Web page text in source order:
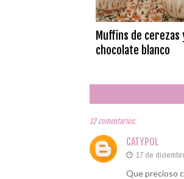
Muffins de cerezas
chocolate blanco
12 comentarios:
CATYPOL
17 de
Que precioso